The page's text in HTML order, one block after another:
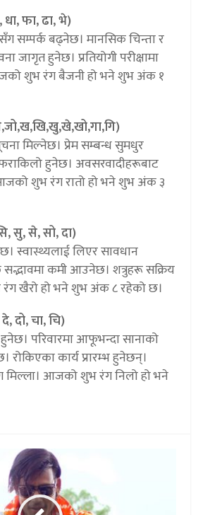
फा, ढा, भे)
सम्पर्क बढ्नेछ। मानसिक चिन्ता र
जागृत हुनेछ। प्रतियोगी परीक्षामा
शुभ रंग बैजनी हो भने शुभ अंक १
मिल्नेछ। प्रेम सम्बन्ध सुमधुर
फराकिलो हुनेछ। अवसरवादीहरूबाट
शुभ रंग रातो हो भने शुभ अंक ३
सु, से, सो, दा)
स्वास्थ्यलाई लिएर सावधान
सद्भावमा कमी आउनेछ। शत्रुहरू सक्रिय
खैरो हो भने शुभ अंक ८ रहेको छ।
दो, चा, चि)
हुनेछ। परिवारमा आफूभन्दा सानाको
कार्य प्रारम्भ हुनेछन्।
मिल्ला। आजको शुभ रंग निलो हो भने